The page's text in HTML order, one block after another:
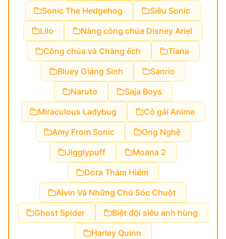
Sonic The Hedgehog
Siêu Sonic
Lilo
Nàng công chúa Disney Ariel
Công chúa và Chàng ếch
Tiana
Bluey Giáng Sinh
Sanrio
Naruto
Saja Boys
Miraculous Ladybug
Cô gái Anime
Amy From Sonic
Ong Nghệ
Jigglypuff
Moana 2
Dora Thám Hiểm
Alvin Và Những Chú Sóc Chuột
Ghost Spider
Biệt đội siêu anh hùng
Harley Quinn